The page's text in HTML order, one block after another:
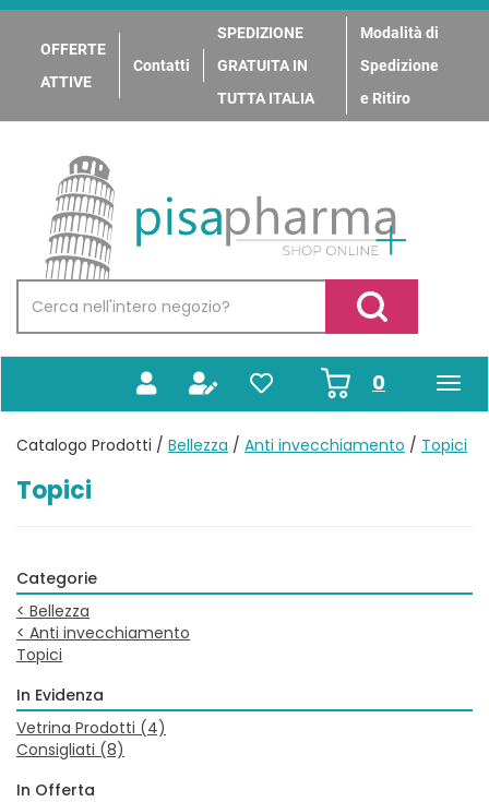
Passa
contenuto
principale
OFFERTE
ATTIVE
Contatti
SPEDIZIONE
GRATUITA IN
TUTTA ITALIA
Modalità di
Spedizione
e Ritiro
PisaPharma
Prodotto
Cerca Prodotto
0prodotti
inseriti
Catalogo Prodotti / Bellezza / Anti invecchiamento / Topici
Topici
Categorie
< Bellezza
< Anti invecchiamento
Topici
In Evidenza
Vetrina Prodotti (4)
Consigliati (8)
In Offerta